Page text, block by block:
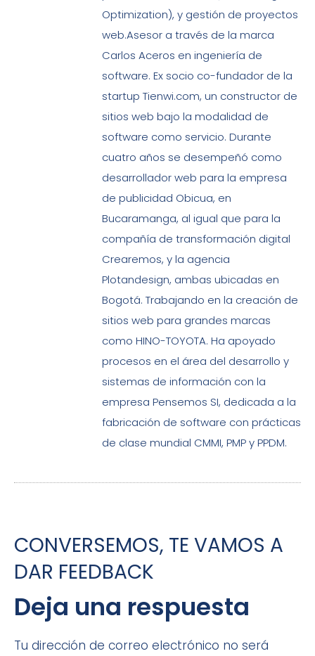
Optimization), y gestión de proyectos
web.Asesor a través de la marca
Carlos Aceros en ingeniería de
software. Ex socio co-fundador de la
startup Tienwi.com, un constructor de
sitios web bajo la modalidad de
software como servicio. Durante
cuatro años se desempeñó como
desarrollador web para la empresa
de publicidad Obicua, en
Bucaramanga, al igual que para la
compañía de transformación digital
Crearemos, y la agencia
Plotandesign, ambas ubicadas en
Bogotá. Trabajando en la creación de
sitios web para grandes marcas
como HINO-TOYOTA. Ha apoyado
procesos en el área del desarrollo y
sistemas de información con la
empresa Pensemos SI, dedicada a la
fabricación de software con prácticas
de clase mundial CMMI, PMP y PPDM.
CONVERSEMOS, TE VAMOS A
DAR FEEDBACK
Deja una respuesta
Tu dirección de correo electrónico no será